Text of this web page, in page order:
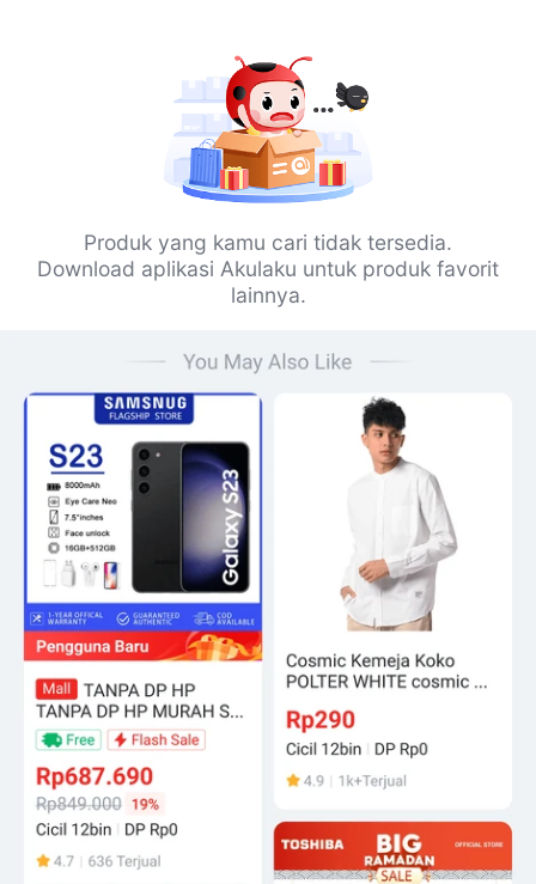
Produk yang kamu cari tidak tersedia.
Download aplikasi Akulaku untuk produk favorit
lainnya.